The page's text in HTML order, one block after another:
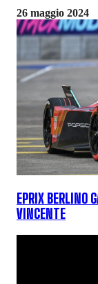
26 maggio 2024
EPRIX BERLINO
VINCENTE